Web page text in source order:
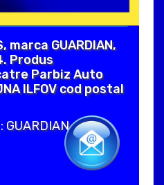
marca GUARDIAN,
Produs
Parbiz Auto
ILFOV cod postal